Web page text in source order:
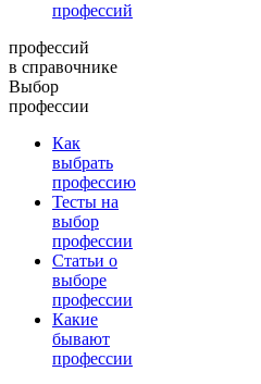
профессий
профессий
в справочнике
Выбор
профессии
Как
выбрать
профессию
Тесты на
выбор
профессии
Статьи о
выборе
профессии
Какие
бывают
профессии